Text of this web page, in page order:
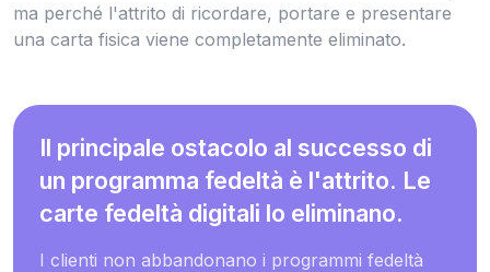
ma perché l'attrito di ricordare, portare e presentare
una carta fisica viene completamente eliminato.
Il principale ostacolo al successo di
un programma fedeltà è l'attrito. Le
carte fedeltà digitali lo eliminano.
I clienti non abbandonano i programmi fedeltà